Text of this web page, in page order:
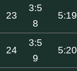
23
3:5
8
5:19
24
3:5
9
5:20